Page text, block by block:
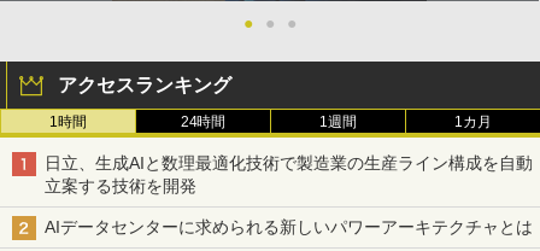
●
● ●
アクセスランキング
1時間 24時間 1週間 1カ月
日立、生成AIと数理最適化技術で製造業の生産ライン構成を自動
立案する技術を開発
AIデータセンターに求められる新しいパワーアーキテクチャとは